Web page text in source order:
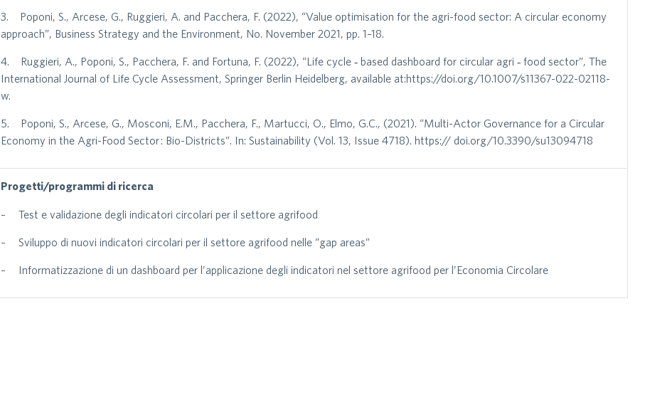
3. Poponi, S., Arcese, G., Ruggieri, A. and Pacchera, F. (2022), “Value optimisation for the agri-food sector: A circular economy
approach”, Business Strategy and the Environment, No. November 2021, pp. 1–18.
4. Ruggieri, A., Poponi, S., Pacchera, F. and Fortuna, F. (2022), “Life cycle ‑ based dashboard for circular agri ‑ food sector”, The
International Journal of Life Cycle Assessment, Springer Berlin Heidelberg, available at:https://doi.org/10.1007/s11367-022-02118-
w.
5. Poponi, S., Arcese, G., Mosconi, E.M., Pacchera, F., Martucci, O., Elmo, G.C., (2021). “Multi-Actor Governance for a Circular
Economy in the Agri-Food Sector : Bio-Districts”. In: Sustainability (Vol. 13, Issue 4718). https:// doi.org/10.3390/su13094718
Progetti/programmi di ricerca
– Test e validazione degli indicatori circolari per il settore agrifood
– Sviluppo di nuovi indicatori circolari per il settore agrifood nelle “gap areas”
– Informatizzazione di un dashboard per l’applicazione degli indicatori nel settore agrifood per l’Economia Circolare